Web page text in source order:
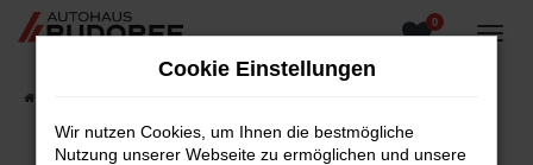
Zum
0
Cookie Einstellungen
Wir nutzen Cookies, um Ihnen die bestmögliche
Nutzung unserer Webseite zu ermöglichen und unsere